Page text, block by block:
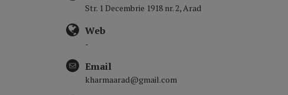
Str. 1 Decembrie 1918 nr. 2, Arad
Web
-
Email
kharmaarad@gmail.com